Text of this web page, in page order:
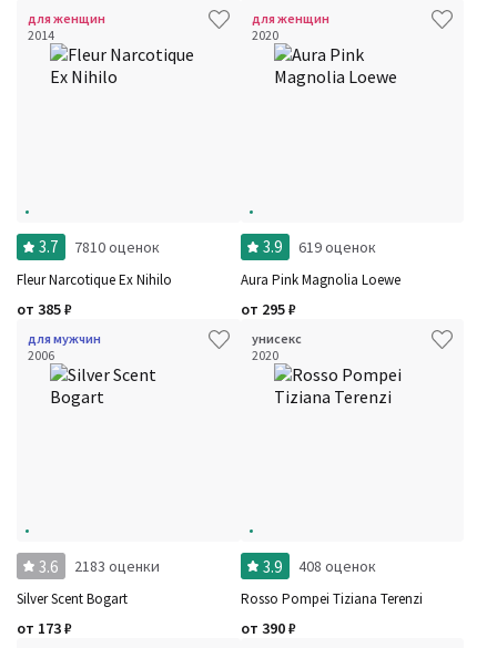
для женщин
2014
3.7 7810 оценок
Fleur Narcotique Ex Nihilo
от 385₽
для женщин
2020
3.9 619 оценок
Aura Pink Magnolia Loewe
от 295₽
для мужчин
2006
3.6 2183 оценки
Silver Scent Bogart
от 173₽
унисекс
2020
3.9 408 оценок
Rosso Pompei Tiziana Terenzi
от 390₽